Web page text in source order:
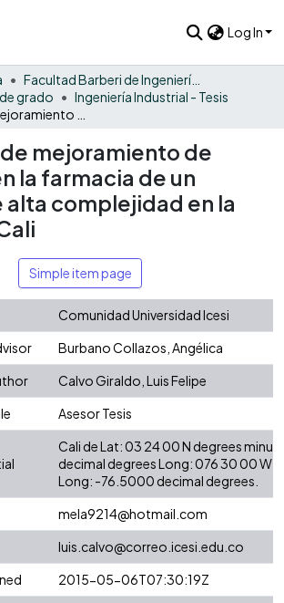
Log In
Facultad Barberi de Ingeniería, Diseño y Ciencias Aplicadas
grado
Ingeniería Industrial - Tesis
mejoramiento de
la farmacia de un
alta complejidad en la
Simple item page
Comunidad Universidad Icesi
Burbano Collazos, Angélica
Calvo Giraldo, Luis Felipe
Asesor Tesis
Cali de Lat: 03 24 00 N degrees
decimal degrees Long: 076 30 00 W
Long: -76.5000 decimal degrees.
mela9214@hotmail.com
luis.calvo@correo.icesi.edu.co
2015-05-06T07:30:19Z